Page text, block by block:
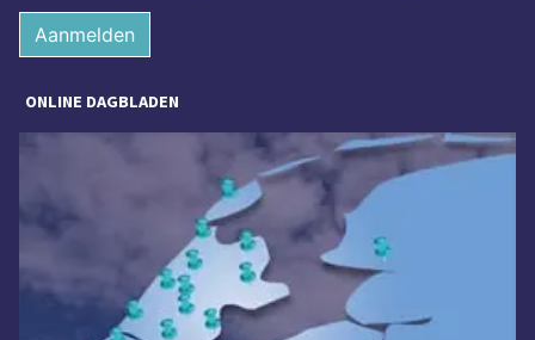
Aanmelden
ONLINE DAGBLADEN